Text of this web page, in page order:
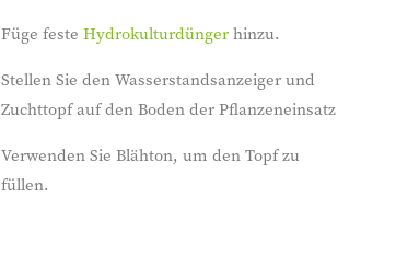
Füge feste Hydrokulturdüngerhinzu.
Stellen Sie den Wasserstandsanzeiger und
Zuchttopf auf den Boden der Pflanzeneinsatz
Verwenden Sie Blähton, um den Topf zu
füllen.